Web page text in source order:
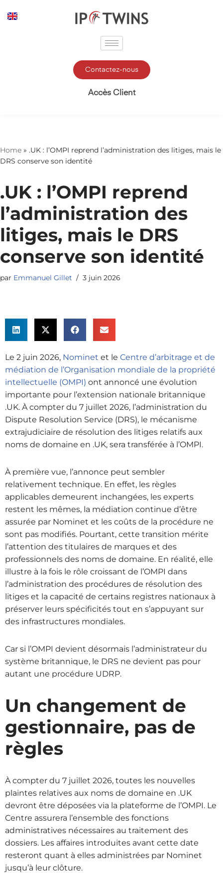
Contactez-nous
Accès Client
Home » .UK : l’OMPI reprend l’administration des litiges, mais le
DRS conserve son identité
.UK : l’OMPI reprend
l’administration des
litiges, mais le DRS
conserve son identité
par Emmanuel Gillet 3 juin 2026
Le 2 juin 2026, Nominet et le Centre d’arbitrage et de
médiation de l’Organisation mondiale de la propriété
intellectuelle (OMPI) ont annoncé une évolution
importante pour l’extension nationale britannique
.UK. À compter du 7 juillet 2026, l’administration du
Dispute Resolution Service (DRS), le mécanisme
extrajudiciaire de résolution des litiges relatifs aux
noms de domaine en .UK, sera transférée à l’OMPI.
À première vue, l’annonce peut sembler
relativement technique. En effet, les règles
applicables demeurent inchangées, les experts
restent les mêmes, la médiation continue d’être
assurée par Nominet et les coûts de la procédure ne
sont pas modifiés. Pourtant, cette transition mérite
l’attention des titulaires de marques et des
professionnels des noms de domaine. En réalité, elle
illustre à la fois le rôle croissant de l’OMPI dans
l’administration des procédures de résolution des
litiges et la capacité de certains registres nationaux à
préserver leurs spécificités tout en s’appuyant sur
des infrastructures mondiales.
Car si l’OMPI devient désormais l’administrateur du
système britannique, le DRS ne devient pas pour
autant une procédure UDRP.
Un changement de
gestionnaire, pas de
règles
À compter du 7 juillet 2026, toutes les nouvelles
plaintes relatives aux noms de domaine en .UK
devront être déposées via la plateforme de l’OMPI. Le
Centre assurera l’ensemble des fonctions
administratives nécessaires au traitement des
dossiers. Les affaires introduites avant cette date
resteront quant à elles administrées par Nominet
jusqu’à leur clôture.